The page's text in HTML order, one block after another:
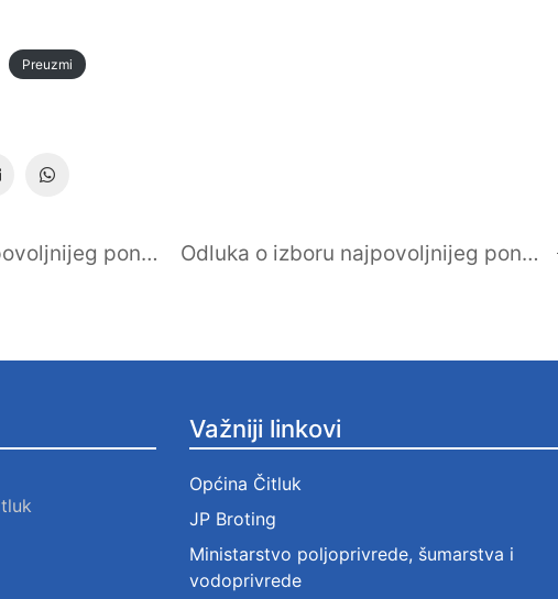
Preuzmi
Odluka o izboru najpovoljnijeg ponuditelja…Plinski klor i polielektroliti Odluka o izboru najpovoljnijeg ponuditelja u postupku javne nabave…
Važniji linkovi
Općina Čitluk
JP Broting
Ministarstvo poljoprivrede, šumarstva i
vodoprivrede